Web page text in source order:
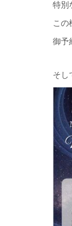
特別
この
御
そし